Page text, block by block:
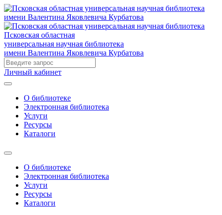
Псковская областная
универсальная научная библиотека
имени Валентина Яковлевича Курбатова
Личный кабинет
О библиотеке
Электронная библиотека
Услуги
Ресурсы
Каталоги
О библиотеке
Электронная библиотека
Услуги
Ресурсы
Каталоги